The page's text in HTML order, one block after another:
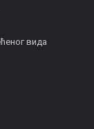
вида